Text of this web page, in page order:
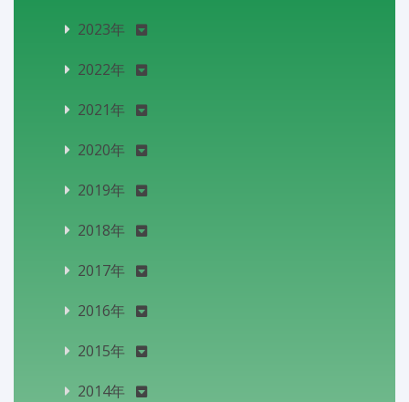
2023年
2022年
2021年
2020年
2019年
2018年
2017年
2016年
2015年
2014年